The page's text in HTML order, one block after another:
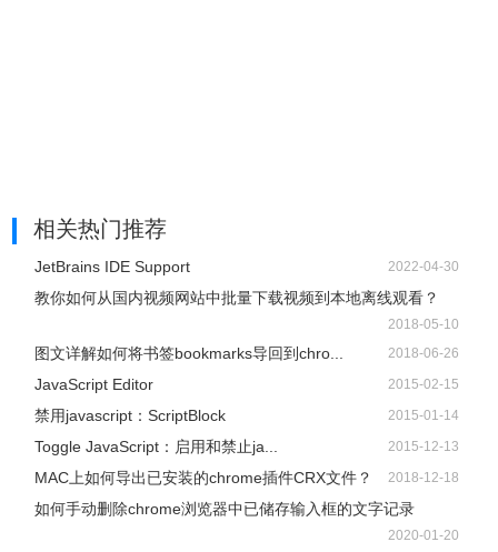
相关热门推荐
JetBrains IDE Support 2022-04-30
教你如何从国内视频网站中批量下载视频到本地离线观看？
2018-05-10
图文详解如何将书签bookmarks导回到chro... 2018-06-26
JavaScript Editor 2015-02-15
禁用javascript：ScriptBlock 2015-01-14
Toggle JavaScript：启用和禁止ja... 2015-12-13
MAC上如何导出已安装的chrome插件CRX文件？ 2018-12-18
如何手动删除chrome浏览器中已储存输入框的文字记录
2020-01-20